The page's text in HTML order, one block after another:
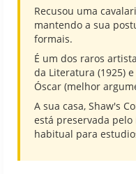
Recusou uma
mantendo a sua
formais.
É um dos raros
da Literatura (1925)
Óscar (melhor
A sua casa, Shaw's
está preservada
habitual para